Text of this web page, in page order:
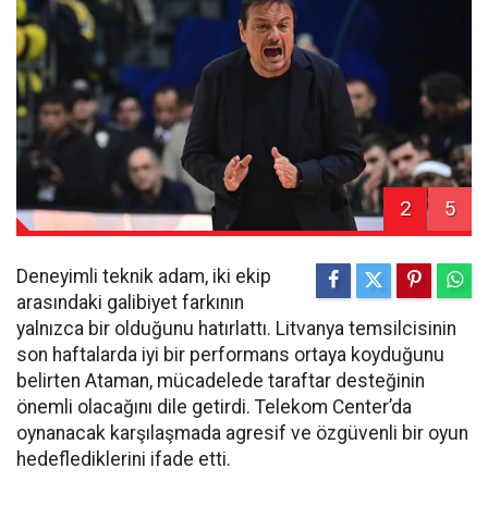
2 5
Deneyimli teknik adam, iki ekip
arasındaki galibiyet farkının
yalnızca bir olduğunu hatırlattı. Litvanya temsilcisinin
son haftalarda iyi bir performans ortaya koyduğunu
belirten Ataman, mücadelede taraftar desteğinin
önemli olacağını dile getirdi. Telekom Center’da
oynanacak karşılaşmada agresif ve özgüvenli bir oyun
hedeflediklerini ifade etti.